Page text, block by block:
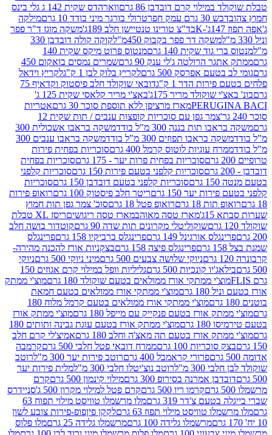
קרם דובדבן 86 גרם
ווארהדס שקית 142 ג גלי בינס
דבש 30 גרם עמק חפר
טרולי בורגר מיני בודד 10 גרם
מילקה
בד"צ טורינו טנטיישן חלב 189ג'
משקה מוגז ד"ר פפר
משקה דר פפר בקבוק 450מ"ל
קוקה קולה דובדבן 330
גוד שקית 140 גרם
מנטוס פרוט מיקס שקית 140
הרולטה ג'לי ענק 90 גרם
שמרים נמסים בואקום 450
אפרסק 500 גרם
לקריץ בלוק לבן 1 ק"ג
לקריץ וידאל
הדר 1 ק"ג
דובאי שוקולד חלב פיסטוק וקדאיף 75
שוקולד מריר 175ג'
באצ'י מריר קלאסי שקית 125 ג'
מארז מרציפן ללא תוספת סוכר 30 גרם
אטריות
צמר גפן עם סוכריות קופצות ענבים / תות שקית 12
תות בננה 300 מ"ל בודד
משקה בראבו אשכולית 300
בראבו תפוזים 300 מ"ל בודד
משקה בראבו ענבים 300
עוגיות לוטוס קרמל 400 גרם
סוכריות בפחית פירות
סוכריות בפחית פרות יער - 175 גרם
סוכריות בפחית
סוכריות קלפני בטעם פירות 150 גרם
סוכריות קלפני
סוכריות קלפני בטעם דובדבן 150 גרם
סוכריות
יער 150 גרם
ריטר חלב פיסטוק 100 גרם
רואופ פירות
תות 18 גרם
רואופ פטל 18 גרם
סוכ' צמר גפן תות חמוץ
מארז טסה מאוהב מארז טסה ריגושים
ריסז XL טבלת
שוקוליטלי מקרונים תות שדה 90 גרם
קוטדור בושה חלב
אורגינל 149 גרם
פרינגלס ברביקיו 158 גרם
פרינגלס
פרינגלס פיצה 158 גרם
בצקניות אורז להכנה מהירה-
ניוקי שלושה צבעים 500 גרם
מיני ניוקי 500 גרם
ניוקי
קונכיות 500 גרם
גליליות וופל במילוי קרם אגוזים 150
ממתקי אורז ממולאים בטעם שוקולד 180 גרם
מוצ'י ממתק
גרם
מוצ'י ממתקי אורז ממולאים בטעם חמאת
מוצ'י ממתקי אורז ממולאים בטעם קרמל מלוח 180
אורז בטעם פנקייק עם מייפל 180 גרם
מוצ'י ממתק אורז
גרם
מוצ'י ממתק אורז בטעם עוגת גבינה ותותים 180
אורז בטעם תה מאצ'ה וחלב 180 גרם
אמיצ'לי קרם חלב
סוכריות 100 גרם
ממרח דובאי פטל חלבי 500 גרם
קרמבה
פרורי קראמבל 400 גרם
רוטב פירות יער 300 מ"ל
רוטב
300 מ"ל
רוטב נוצ'יטלו חלבי 300 מ"ל
מלית פירות יער
אמרנה בסירופ 300 גרם
מילוי קינמון 500 גרם
קרם
קרמו ריו 500 גרם
קרם פטל למילוי מקרון 500 ג'
סניידרס
צ'דר 319 גרם
מלו מרשמלו טוויסט מילוי תפוח 63
טוויסט מילוי תפוז 63 גרם
לקקן פיןפופ-פירות צובע לשון
מרשמלו גלידה 100 גרם
מרשמלו גלידה 25 גרם
מלו פלוס